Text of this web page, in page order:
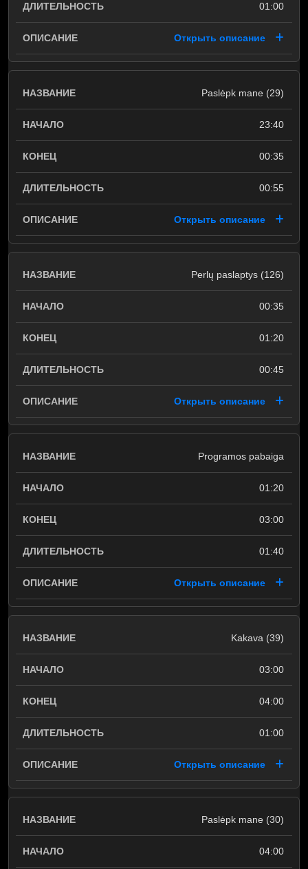
01:00
Открыть описание
Paslėpk mane (29)
23:40
00:35
00:55
Открыть описание
Perlų paslaptys (126)
00:35
01:20
00:45
Открыть описание
Programos pabaiga
01:20
03:00
01:40
Открыть описание
Kakava (39)
03:00
04:00
01:00
Открыть описание
Paslėpk mane (30)
04:00